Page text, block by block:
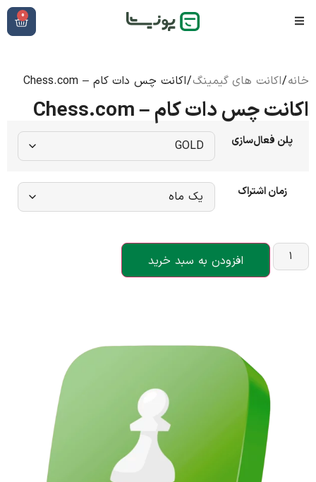
0
خانه/اکانت های گیمینگ/ اکانت چس دات کام – Chess.com
اکانت چس دات کام – Chess.com
پلن فعال‌سازی
زمان اشتراک
افزودن به سبد خرید